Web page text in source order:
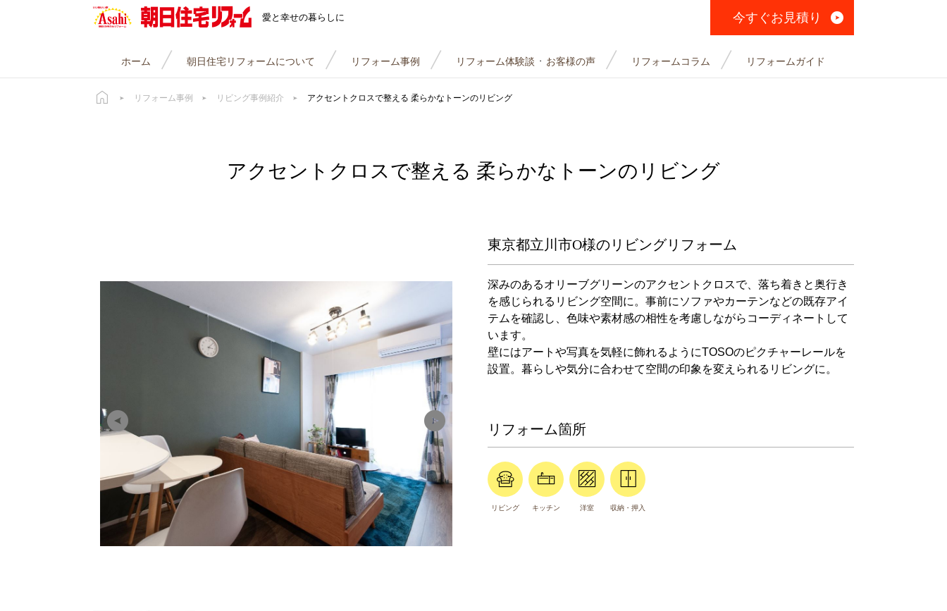
愛と幸せの暮らしに 今すぐお見積り
ホーム 朝日住宅リフォームについて リフォーム事例 リフォーム体験談 ・ お客様の声 リフォームコラム リフォームガイド
リフォーム事例 リビング事例紹介 アクセントクロスで整える 柔らかなトーンのリビング
アクセントクロスで整える 柔らかなトーンのリビング
東京都立川市O様のリビングリフォーム
深みのあるオリーブグリーンのアクセントクロスで、落ち着きと奥行き
を感じられるリビング空間に。事前にソファやカーテンなどの既存アイ
テムを確認し、色味や素材感の相性を考慮しながらコーディネートして
います。
壁にはアートや写真を気軽に飾れるようにTOSOのピクチャーレールを
設置。暮らしや気分に合わせて空間の印象を変えられるリビングに。
リフォーム箇所
リビング キッチン 洋室 収納・押入